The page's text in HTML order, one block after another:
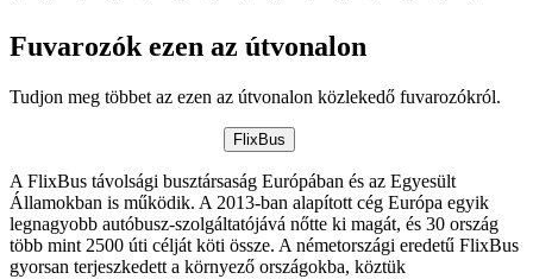
Fuvarozók ezen az útvonalon
Tudjon meg többet az ezen az útvonalon közlekedő fuvarozókról.
FlixBus
A FlixBus távolsági busztársaság Európában és az Egyesült
Államokban is működik. A 2013-ban alapított cég Európa egyik
legnagyobb autóbusz-szolgáltatójává nőtte ki magát, és 30 ország
több mint 2500 úti célját köti össze. A németországi eredetű FlixBus
gyorsan terjeszkedett a környező országokba, köztük